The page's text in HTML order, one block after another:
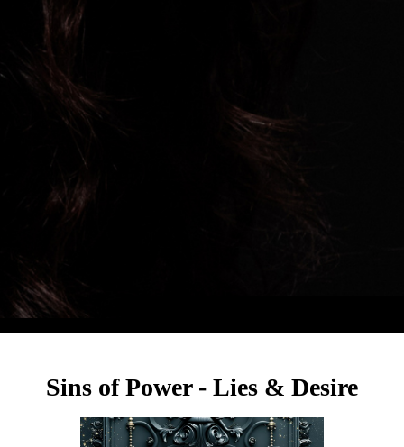
Sins of Power - Lies & Desire